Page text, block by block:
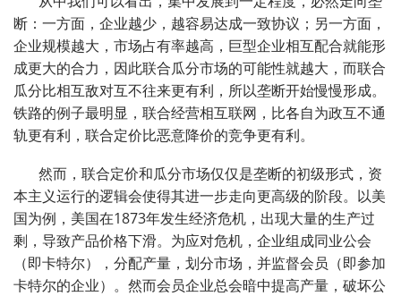
断：一方面，企业越少，越容易达成一致协议；另一方面，
企业规模越大，市场占有率越高，巨型企业相互配合就能形
成更大的合力，因此联合瓜分市场的可能性就越大，而联合
瓜分比相互敌对互不往来更有利，所以垄断开始慢慢形成。
铁路的例子最明显，联合经营相互联网，比各自为政互不通
轨更有利，联合定价比恶意降价的竞争更有利。
然而，联合定价和瓜分市场仅仅是垄断的初级形式，资
本主义运行的逻辑会使得其进一步走向更高级的阶段。以美
国为例，美国在1873年发生经济危机，出现大量的生产过
剩，导致产品价格下滑。为应对危机，企业组成同业公会
（即卡特尔），分配产量，划分市场，并监督会员（即参加
卡特尔的企业）。然而会员企业总会暗中提高产量，破坏公